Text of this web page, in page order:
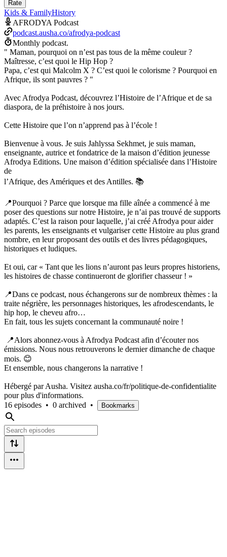
Rate
Kids & FamilyHistory
AFRODYA Podcast
podcast.ausha.co/afrodya-podcast
Monthly podcast.
" Maman, pourquoi on n’est pas tous de la même couleur ?
Maîtresse, c’est quoi le Hip Hop ?
Papa, c’est qui Malcolm X ? C’est quoi le colorisme ? Pourquoi en
Afrique, ils sont pauvres ? "
Avec Afrodya Podcast, découvrez l’Histoire de l’Afrique et de sa
diaspora, de la préhistoire à nos jours.
Cette Histoire que l’on n’apprend pas à l’école !
Bienvenue à vous. Je suis Jahlyssa Sekhmet, je suis maman,
enseignante, autrice et fondatrice de la maison d’édition jeunesse
Afrodya Editions. Une maison d’édition spécialisée dans l’Histoire
de
l’Afrique, des Amériques et des Antilles. 📚
📍Pourquoi ? Parce que lorsque ma fille aînée a commencé à me
poser des questions sur notre Histoire, je n’ai pas trouvé de supports
adaptés. C’est la raison pour laquelle, j’ai créé Afrodya pour aider
les parents, les enseignants et vulgariser cette Histoire au plus grand
nombre, en leur proposant des outils et des livres pédagogiques,
historiques et ludiques.
Et oui, car « Tant que les lions n’auront pas leurs propres historiens,
les histoires de chasse continueront de glorifier chasseur ! »
📍Dans ce podcast, nous échangerons sur de nombreux thèmes : la
traite négrière, les personnages historiques, les afrodescendants, le
hip hop, le cheveu afro…
En fait, tous les sujets concernant la communauté noire !
📍Alors abonnez-vous à Afrodya Podcast afin d’écouter nos
émissions. Nous nous retrouverons le dernier dimanche de chaque
mois. 😊
Et ensemble, nous changerons la narrative !
Hébergé par Ausha. Visitez ausha.co/fr/politique-de-confidentialite
pour plus d'informations.
16 episodes • 0 archived • Bookmarks